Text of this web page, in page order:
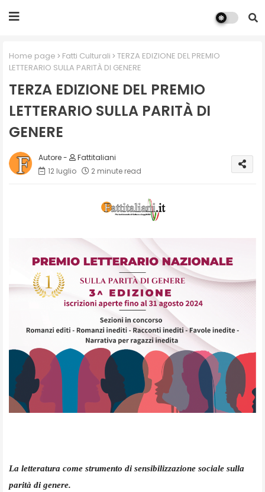
Home page Fatti Culturali
TERZA EDIZIONE DEL PREMIO
LETTERARIO SULLA PARITÀ DI GENERE
TERZA EDIZIONE DEL PREMIO
LETTERARIO SULLA PARITÀ DI
GENERE
Fattitaliani
12 luglio
2 minute read
La letteratura come strumento di sensibilizzazione sociale sulla
parità di genere.